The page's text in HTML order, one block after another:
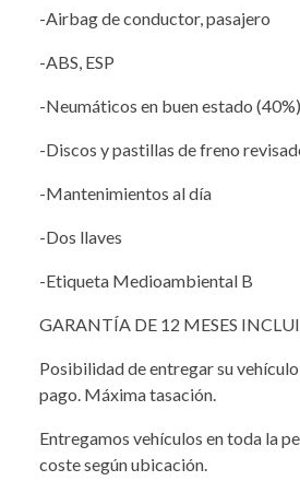
-Airbag de conductor, pasajero
-ABS, ESP
-Neumáticos en buen estado (40%)
-Discos y pastillas de freno
-Mantenimientos al día
-Dos llaves
-Etiqueta Medioambiental B
GARANTÍA DE 12 MESES
Posibilidad de entregar su
pago. Máxima tasación.
Entregamos vehículos en toda la
coste según ubicación.